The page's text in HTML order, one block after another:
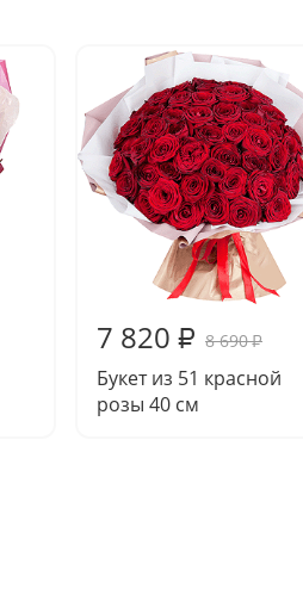
7 820 ₽ 8 690₽
Букет из 51 красной
розы 40 см